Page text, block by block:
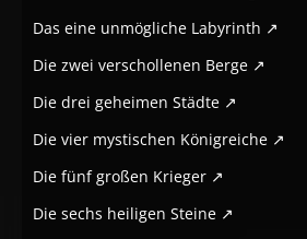
Das eine unmögliche Labyrinth
Die zwei verschollenen Berge
Die drei geheimen Städte
Die vier mystischen Königreiche
Die fünf großen Krieger
Die sechs heiligen Steine